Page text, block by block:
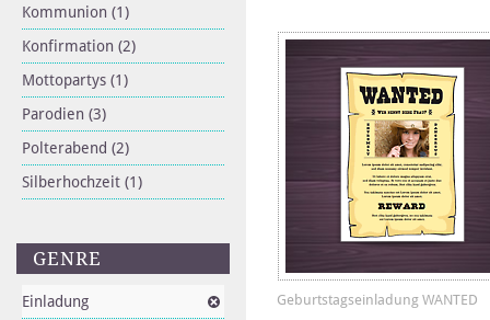
Kommunion (1)
Konfirmation (2)
Mottopartys (1)
Parodien (3)
Polterabend (2)
Silberhochzeit (1)
GENRE
Einladung Geburtstagseinladung WANTED